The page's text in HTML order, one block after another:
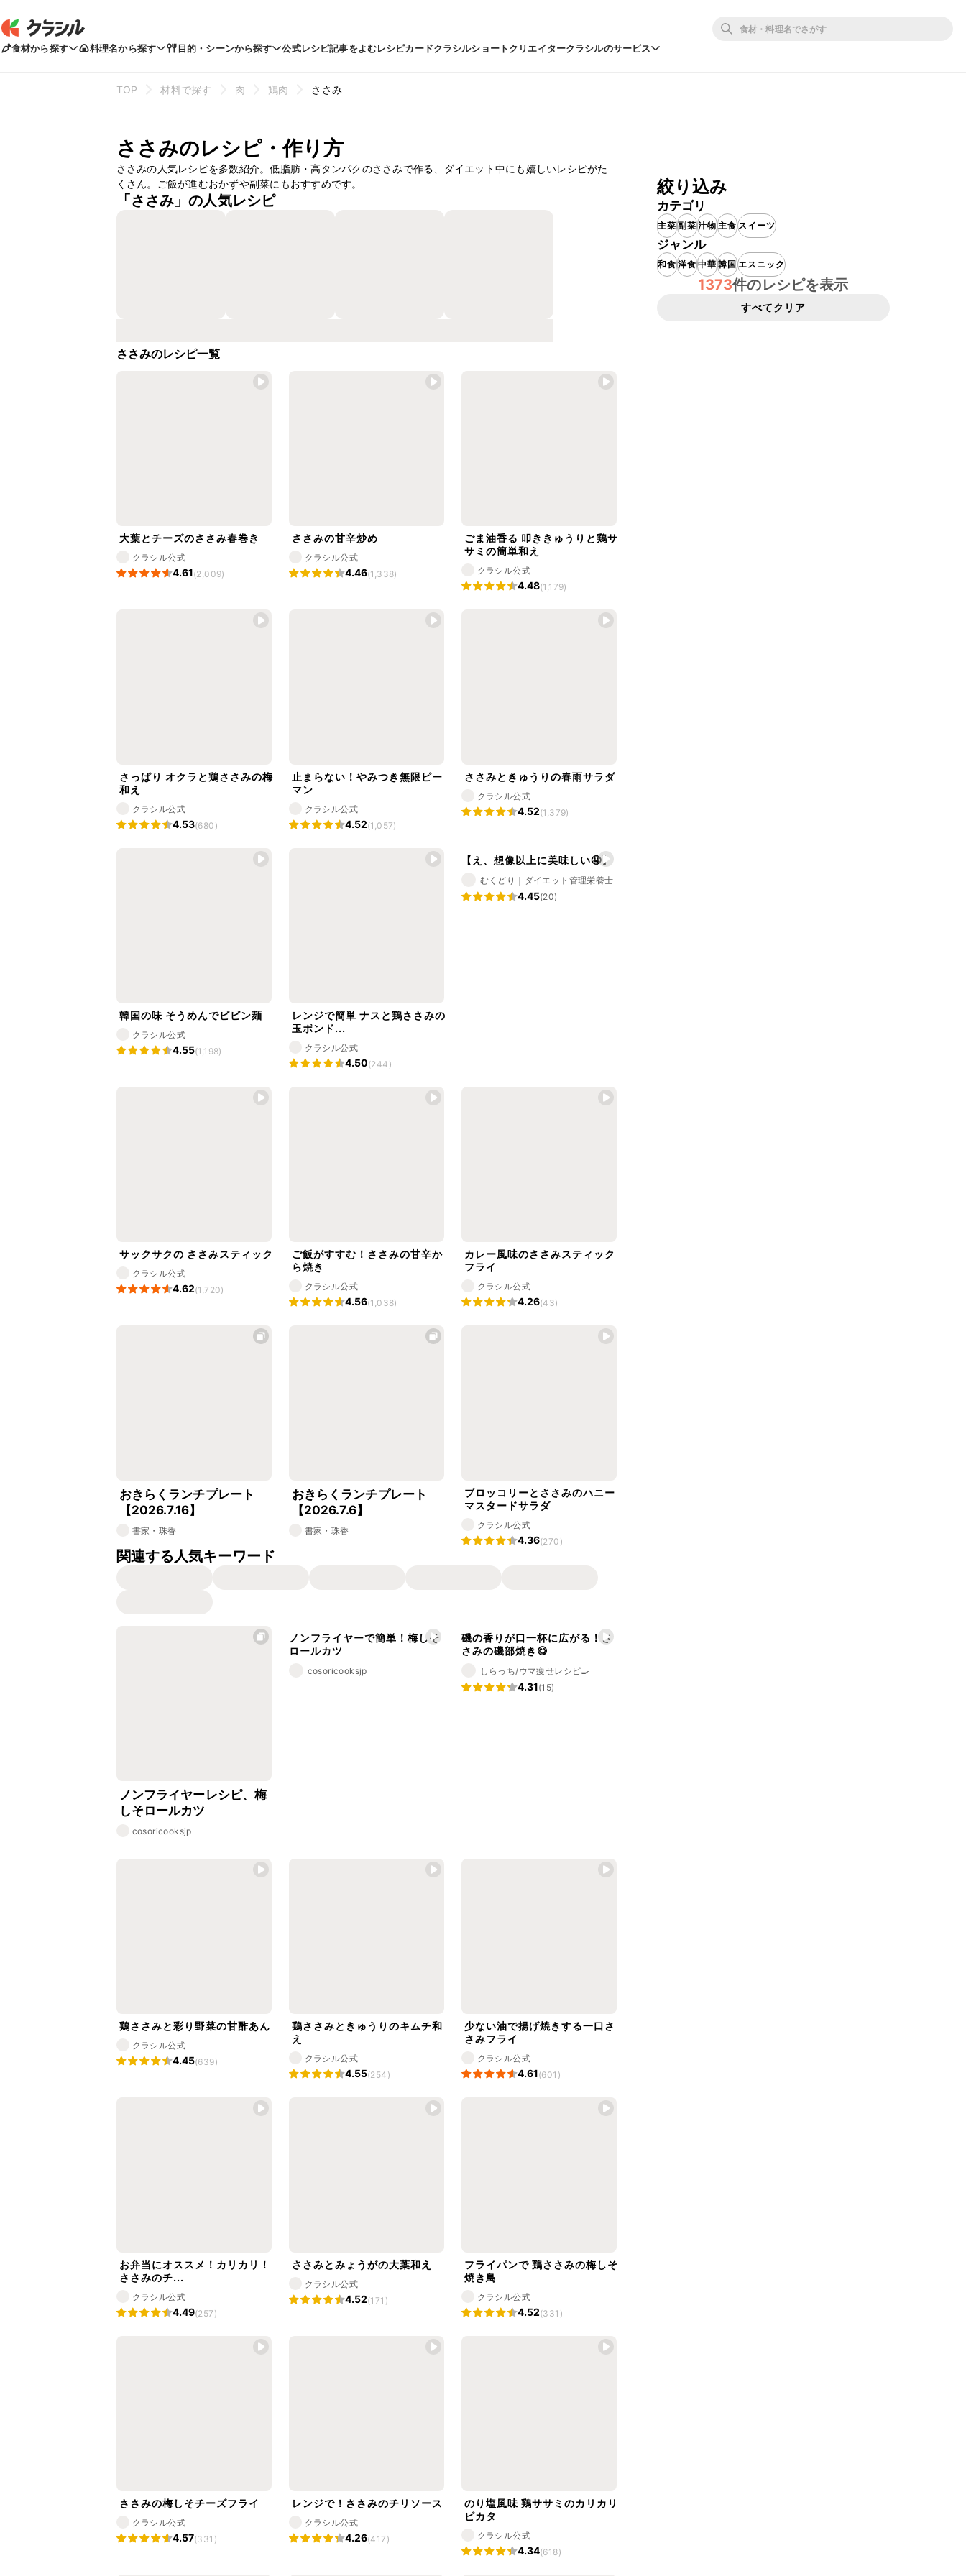
食材から探す 料理名から探す 目的・シーンから探す 公式レシピ記事をよむレシピカードクラシルショートクリエイタークラシルのサービス
TOP 材料で探す 肉 鶏肉 ささみ
ささみのレシピ・作り方
ささみの人気レシピを多数紹介。低脂肪・高タンパクのささみで作る、ダイエット中にも嬉しいレシピがた
くさん。ご飯が進むおかずや副菜にもおすすめです。
「ささみ」の人気レシピ
ささみのレシピ一覧
大葉とチーズのささみ春巻き
クラシル公式
4.61(2,009)
ささみの甘辛炒め
クラシル公式
4.46(1,338)
ごま油香る 叩ききゅうりと鶏サ
サミの簡単和え
クラシル公式
4.48(1,179)
さっぱり オクラと鶏ささみの梅
和え
クラシル公式
4.53(680)
止まらない！やみつき無限ピー
マン
クラシル公式
4.52(1,057)
ささみときゅうりの春雨サラダ
クラシル公式
4.52(1,379)
韓国の味 そうめんでビビン麺
クラシル公式
4.55(1,198)
レンジで簡単 ナスと鶏ささみの
玉ポンド...
クラシル公式
4.50(244)
【え、想像以上に美味しい🤤】
むくどり｜ダイエット管理栄養士
4.45(20)
サックサクの ささみスティック
クラシル公式
4.62(1,720)
ご飯がすすむ！ささみの甘辛か
ら焼き
クラシル公式
4.56(1,038)
カレー風味のささみスティック
フライ
クラシル公式
4.26(43)
おきらくランチプレート
【2026.7.16】
書家・珠香
おきらくランチプレート
【2026.7.6】
書家・珠香
ブロッコリーとささみのハニー
マスタードサラダ
クラシル公式
4.36(270)
関連する人気キーワード
ノンフライヤーレシピ、梅
しそロールカツ
cosoricooksjp
ノンフライヤーで簡単！梅しそ
ロールカツ
cosoricooksjp
磯の香りが口一杯に広がる！さ
さみの磯部焼き😋
しらっち/ウマ痩せレシピ🍳
4.31(15)
鶏ささみと彩り野菜の甘酢あん
クラシル公式
4.45(639)
鶏ささみときゅうりのキムチ和
え
クラシル公式
4.55(254)
少ない油で揚げ焼きする一口さ
さみフライ
クラシル公式
4.61(601)
お弁当にオススメ！カリカリ！
ささみのチ...
クラシル公式
4.49(257)
ささみとみょうがの大葉和え
クラシル公式
4.52(171)
フライパンで 鶏ささみの梅しそ
焼き鳥
クラシル公式
4.52(331)
ささみの梅しそチーズフライ
クラシル公式
4.57(331)
レンジで！ささみのチリソース
クラシル公式
4.26(417)
のり塩風味 鶏ササミのカリカリ
ピカタ
クラシル公式
4.34(618)
絞り込み
カテゴリ
主菜副菜汁物主食スイーツ
ジャンル
和食洋食中華韓国エスニック
1373件のレシピを表示
すべてクリア